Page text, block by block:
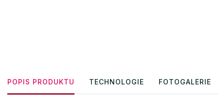
POPIS PRODUKTU TECHNOLOGIE FOTOGALERIE